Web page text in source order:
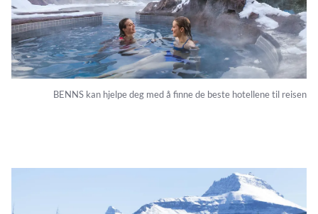
BENNS kan hjelpe deg med å finne de beste hotellene til reisen